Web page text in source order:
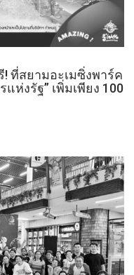
! ที่สยามอะเมซิ่งพาร์ค
ห่งรัฐ” เพิ่มเพียง 100